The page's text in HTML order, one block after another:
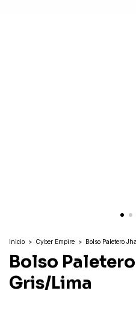
Inicio > Cyber Empire > Bolso Paletero
Bolso
Gris/Lima